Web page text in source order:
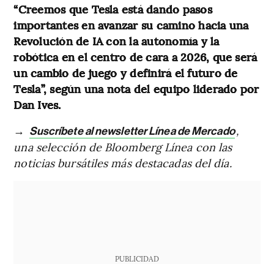
“Creemos que Tesla está dando pasos
importantes en avanzar su camino hacia una
Revolución de IA con la autonomía y la
robótica en el centro de cara a 2026, que será
un cambio de juego y definirá el futuro de
Tesla”, según una nota del equipo liderado por
Dan Ives.
→ Suscríbete al newsletter Línea de Mercado,
una selección de Bloomberg Línea con las
noticias bursátiles más destacadas del día.
PUBLICIDAD